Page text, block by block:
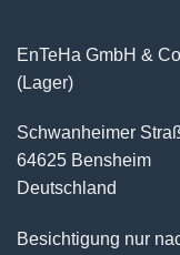
EnTeHa GmbH &
(Lager)
Schwanheimer
64625 Bensheim
Deutschland
Besichtigung nur